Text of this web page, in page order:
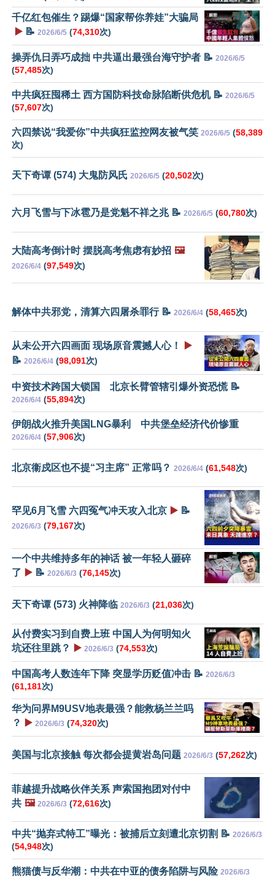
千亿红包催生？踢爆“国家帮你养娃”大骗局
▶️ 📝 2026/6/5 (74,310次)
操弄仇日弄巧成拙 中共逼出最强台海守护者 📝 2026/6/5
(57,485次)
中共疯狂囤稀土 西方国防科技命脉陷断供危机 📝 2026/6/5
(57,607次)
六四禁说“我爱你”中共疯狂监控网友被气笑 2026/6/5 (58,389
次)
天下奇谭 (574) 大鬼防风氏 2026/6/5 (20,502次)
六月飞雪与下冰雹乃是党魁不祥之兆 📝 2026/6/5 (60,780次)
大陆高考倒计时 摆脱高考焦虑有妙招 🖼️
2026/6/4 (97,549次)
解体中共邪党，清算六四屠杀罪行 📝 2026/6/4 (58,465次)
从未公开六四画面 现场原音震撼人心！
▶️
📝 2026/6/4 (98,091次)
中资技术跨国大锁国 北京长臂管辖引爆外资恐慌 📝
2026/6/4 (55,894次)
伊朗战火推升美国LNG暴利 中共堡垒经济代价惨重
2026/6/4 (57,906次)
北京衞戍区也不提“习主席” 正常吗？ 2026/6/4 (61,548次)
罕见6月飞雪 六四冤气冲天攻入北京 ▶️ 📝
2026/6/3 (79,167次)
一个中共维持多年的神话 被一年轻人砸碎
了 ▶️ 📝 2026/6/3 (76,145次)
天下奇谭 (573) 火神降临 2026/6/3 (21,036次)
从付费实习到自费上班 中国人为何明知火
坑还往里跳？
▶️ 2026/6/3 (74,553次)
中国高考人数连年下降 突显学历贬值冲击 📝 2026/6/3
(61,181次)
华为问界M9USV地表最强？能救杨兰兰吗
？
▶️ 2026/6/3 (74,320次)
美国与北京接触 每次都会提黄岩岛问题 2026/6/3 (57,262次)
菲越提升战略伙伴关系 声索国抱团对付中
共 🖼️ 2026/6/3 (72,616次)
中共“抛弃式特工”曝光：被捕后立刻遭北京切割 📝 2026/6/3
(54,948次)
熊猫债与反华潮：中共在中亚的债务陷阱与风险 2026/6/3